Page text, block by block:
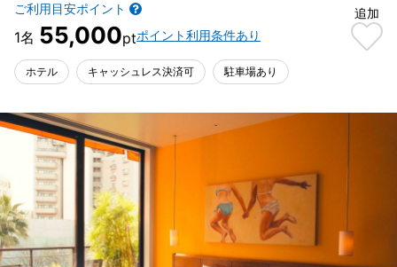
ご利用目安ポイント
55,000 ポイント利用条件あり
追加
ホテル キャッシュレス決済可 駐車場あり